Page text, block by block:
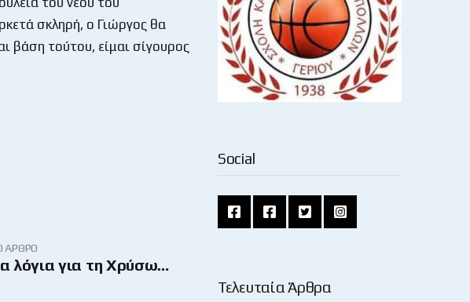
σκληρή, ο Γιώργος θα
βάση τούτου, είμαι σίγουρος
ΆΡΘΡΟ
λόγια για τη Χρύσω…
Social
Τελευταία Άρθρα